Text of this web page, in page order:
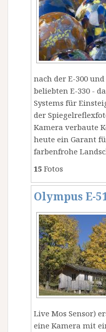
nach der E-300
beliebten E-330 -
Systems für
der
Kamera verbaute
heute ein Garant
farbenfrohe
15 Fotos
Olympus E-
Live Mos Sensor)
eine Kamera mit